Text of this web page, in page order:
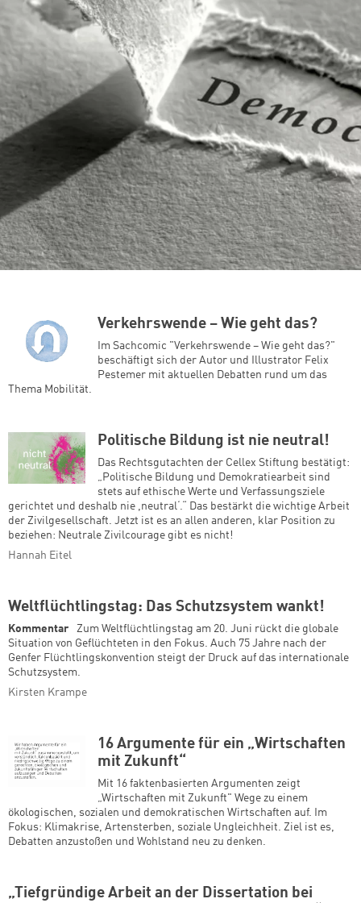
Verkehrswende – Wie geht das?
Im Sachcomic "Verkehrswende – Wie geht das?"
beschäftigt sich der Autor und Illustrator Felix
Pestemer mit aktuellen Debatten rund um das
Thema Mobilität.
Politische Bildung ist nie neutral!
Das Rechtsgutachten der Cellex Stiftung bestätigt:
„Politische Bildung und Demokratiearbeit sind
stets auf ethische Werte und Verfassungsziele
gerichtet und deshalb nie ,neutral‘.“ Das bestärkt die wichtige Arbeit
der Zivilgesellschaft. Jetzt ist es an allen anderen, klar Position zu
beziehen: Neutrale Zivilcourage gibt es nicht!
Hannah Eitel
Weltflüchtlingstag: Das Schutzsystem wankt!
Kommentar
Zum Weltflüchtlingstag am 20. Juni rückt die globale
Situation von Geflüchteten in den Fokus. Auch 75 Jahre nach der
Genfer Flüchtlingskonvention steigt der Druck auf das internationale
Schutzsystem.
Kirsten Krampe
16 Argumente für ein „Wirtschaften
mit Zukunft“
Mit 16 faktenbasierten Argumenten zeigt
„Wirtschaften mit Zukunft" Wege zu einem
ökologischen, sozialen und demokratischen Wirtschaften auf. Im
Fokus: Klimakrise, Artensterben, soziale Ungleichheit. Ziel ist es,
Debatten anzustoßen und Wohlstand neu zu denken.
„Tiefgründige Arbeit an der Dissertation bei